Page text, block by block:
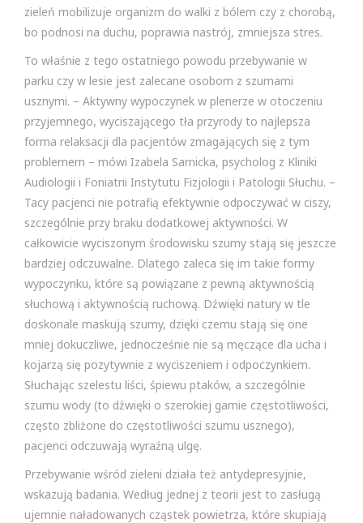
zieleń mobilizuje organizm do walki z bólem czy z chorobą,
bo podnosi na duchu, poprawia nastrój, zmniejsza stres.
To właśnie z tego ostatniego powodu przebywanie w
parku czy w lesie jest zalecane osobom z szumami
usznymi. – Aktywny wypoczynek w plenerze w otoczeniu
przyjemnego, wyciszającego tła przyrody to najlepsza
forma relaksacji dla pacjentów zmagających się z tym
problemem – mówi Izabela Sarnicka, psycholog z Kliniki
Audiologii i Foniatrii Instytutu Fizjologii i Patologii Słuchu. –
Tacy pacjenci nie potrafią efektywnie odpoczywać w ciszy,
szczególnie przy braku dodatkowej aktywności. W
całkowicie wyciszonym środowisku szumy stają się jeszcze
bardziej odczuwalne. Dlatego zaleca się im takie formy
wypoczynku, które są powiązane z pewną aktywnością
słuchową i aktywnością ruchową. Dźwięki natury w tle
doskonale maskują szumy, dzięki czemu stają się one
mniej dokuczliwe, jednocześnie nie są męczące dla ucha i
kojarzą się pozytywnie z wyciszeniem i odpoczynkiem.
Słuchając szelestu liści, śpiewu ptaków, a szczególnie
szumu wody (to dźwięki o szerokiej gamie częstotliwości,
często zbliżone do częstotliwości szumu usznego),
pacjenci odczuwają wyraźną ulgę.
Przebywanie wśród zieleni działa też antydepresyjnie,
wskazują badania. Według jednej z teorii jest to zasługą
ujemnie naładowanych cząstek powietrza, które skupiają